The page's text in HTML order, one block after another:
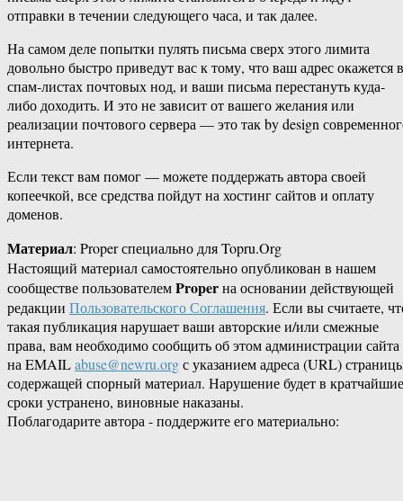
отправки в течении следующего часа, и так далее.
На самом деле попытки пулять письма сверх этого лимита
довольно быстро приведут вас к тому, что ваш адрес окажется в
спам-листах почтовых нод, и ваши письма перестануть куда-
либо доходить. И это не зависит от вашего желания или
реализации почтового сервера — это так by design
интернета.
Если текст вам помог — можете поддержать автора своей
копеечкой, все средства пойдут на хостинг сайтов и оплату
доменов.
Материал: Proper специально для Topru.Org
Настоящий материал самостоятельно опубликован в нашем
сообществе пользователемProperна основании действующей
редакции Пользовательского Соглашения. Если вы считаете,
такая публикация нарушает ваши авторские и/или смежные
права, вам необходимо сообщить об этом администрации сайта
на EMAILabuse@newru.orgс указанием адреса (URL)
содержащей спорный материал. Нарушение будет в кратчайшие
сроки устранено, виновные наказаны.
Поблагодарите автора - поддержите его материально: